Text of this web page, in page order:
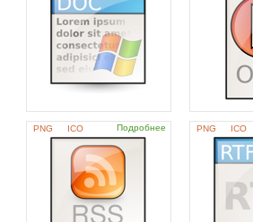
PNG ICO Подробнее PNG ICO